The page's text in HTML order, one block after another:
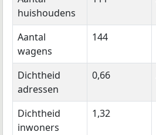
huishoudens
Aantal
wagens
144
Dichtheid
adressen
0,66
Dichtheid
inwoners
1,32